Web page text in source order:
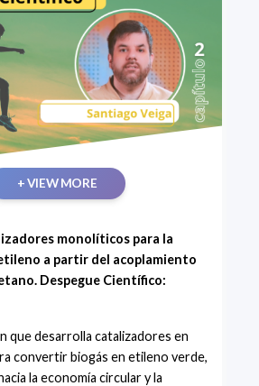
+ VIEW MORE
monolíticos para la
a partir del acoplamiento
Despegue Científico:
que desarrolla catalizadores en
convertir biogás en etileno verde,
la economía circular y la